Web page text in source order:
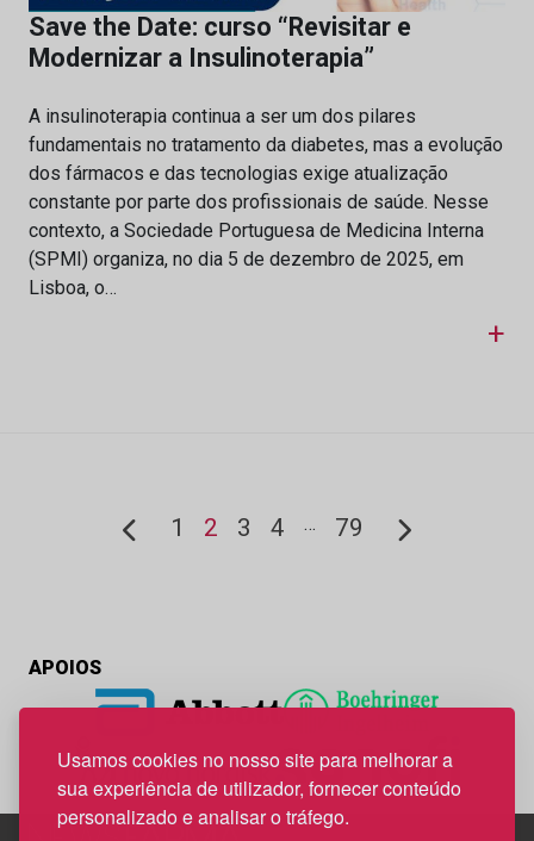
Usamos cookies no nosso site para melhorar a
sua experiência de utilizador, fornecer conteúdo
personalizado e analisar o tráfego.
Save the Date: curso “Revisitar e
Modernizar a Insulinoterapia”
A insulinoterapia continua a ser um dos pilares
fundamentais no tratamento da diabetes, mas a evolução
dos fármacos e das tecnologias exige atualização
constante por parte dos profissionais de saúde. Nesse
contexto, a Sociedade Portuguesa de Medicina Interna
(SPMI) organiza, no dia 5 de dezembro de 2025, em
Lisboa, o…
+
1 2 3 4 … 79
APOIOS